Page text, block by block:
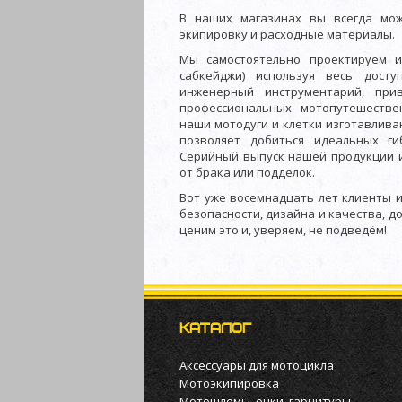
В наших магазинах вы всегда
экипировку и расходные материалы.
Мы самостоятельно проектируем
сабкейджи) используя весь
инженерный инструментарий,
профессиональных
наши мотодуги и клетки
позволяет добиться идеальных
Серийный выпуск нашей продукции
от брака или подделок.
Вот уже восемнадцать лет клиенты
безопасности, дизайна и качества,
ценим это и, уверяем, не подведём!
КАТАЛОГ
Аксессуары для мотоцикла
Мотоэкипировка